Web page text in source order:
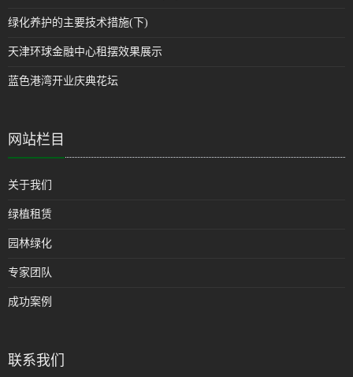
绿化养护的主要技术措施(下)
天津环球金融中心租摆效果展示
蓝色港湾开业庆典花坛
网站栏目
关于我们
绿植租赁
园林绿化
专家团队
成功案例
联系我们